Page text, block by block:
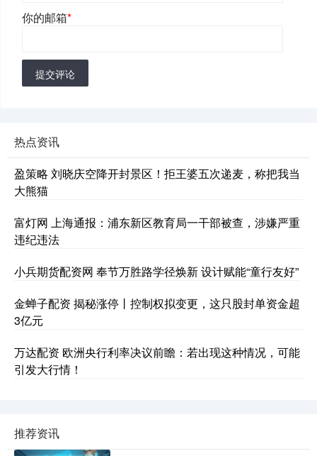
你的邮箱*
提交评论
热点资讯
盈策略 刘晓庆空降开封景区！拒王婆五次递麦，称把我当
大熊猫
富灯网 上海通报：浦东新区教育局一干部被查，涉嫌严重
违纪违法
小兵期货配资网 奉节万胜路学径焕新 设计赋能“童行友好”
金蝉子配资 揭秘涨停丨控制权拟变更，这只股封单资金超
3亿元
万达配资 欧洲央行利率决议前瞻：若出现这种情况，可能
引发大行情！
推荐资讯